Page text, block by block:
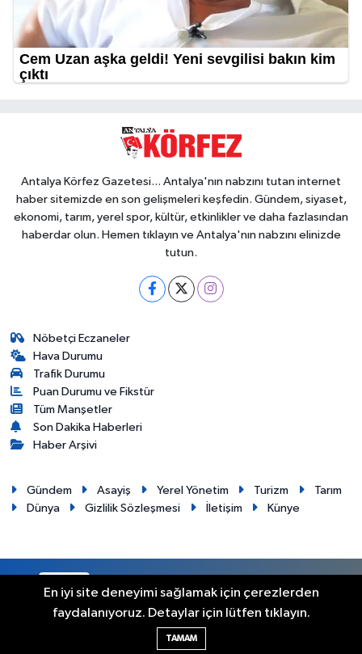
Antalya Körfez Gazetesi... Antalya'nın nabzını tutan internet
haber sitemizde en son gelişmeleri keşfedin. Gündem, siyaset,
ekonomi, tarım, yerel spor, kültür, etkinlikler ve daha fazlasından
haberdar olun. Hemen tıklayın ve Antalya'nın nabzını elinizde
tutun.
Nöbetçi Eczaneler
Hava Durumu
Trafik Durumu
Puan Durumu ve Fikstür
Tüm Manşetler
Son Dakika Haberleri
Haber Arşivi
Gündem Asayiş Yerel Yönetim Turizm
Tarım
Dünya
Gizlilik Sözleşmesi İletişim Künye
RSS Copyright © 2012. Her hakkı saklıdır.
Haber Yazılımı:
En iyi site deneyimi sağlamak için çerezlerden
faydalanıyoruz. Detaylar için lütfen tıklayın.
TAMAM